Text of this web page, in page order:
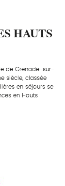
HAUTS
de Grenade-sur-
siècle, classée
en séjours se
en Hauts